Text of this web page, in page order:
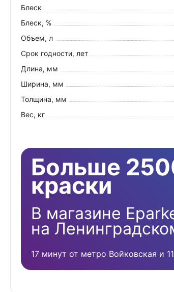
Блеск
Блеск, %
Объем, л
Срок годности, лет
Длина, мм
Ширина, мм
Толщина, мм
Вес, кг
Больше
краски
В магазине
на
17 минут от метро Войковская и